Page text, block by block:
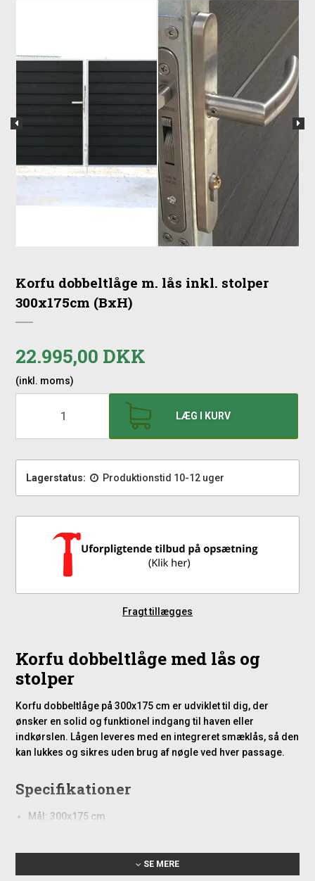
Korfu dobbeltlåge m. lås inkl. stolper
300x175cm (BxH)
22.995,00 DKK
(inkl. moms)
LÆG I KURV
Lagerstatus: Produktionstid 10-12 uger
Fragt tillægges
Korfu dobbeltlåge med lås og
stolper
Korfu dobbeltlåge på 300x175 cm er udviklet til dig, der
ønsker en solid og funktionel indgang til haven eller
indkørslen. Lågen leveres med en integreret smæklås, så den
kan lukkes og sikres uden brug af nøgle ved hver passage.
Specifikationer
Mål: 300x175 cm
SE MERE